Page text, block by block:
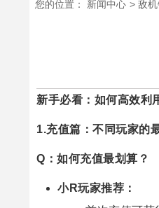
您的位置： 新闻中心 > 敌
新手必看：如何高效利
1.充值篇：不同玩家的
Q：如何充值最划算？
小R玩家推荐：